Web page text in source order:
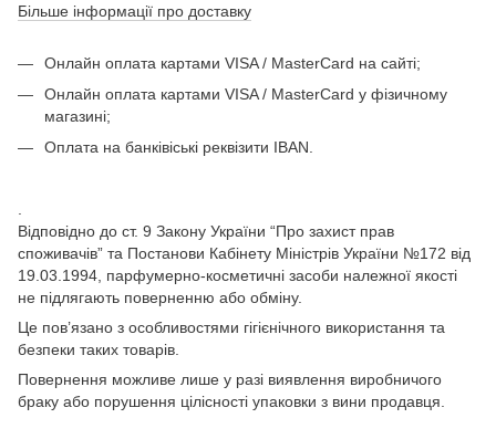
Більше інформації про доставку
Онлайн оплата картами VISA / MasterCard на сайті;
Онлайн оплата картами VISA / MasterCard у фізичному
магазині;
Оплата на банківіські реквізити IBAN.
Відповідно до ст. 9 Закону України “Про захист прав
споживачів” та Постанови Кабінету Міністрів України №172 від
19.03.1994, парфумерно-косметичні засоби належної якості
не підлягають поверненню або обміну.
Це пов’язано з особливостями гігієнічного використання та
безпеки таких товарів.
Повернення можливе лише у разі виявлення виробничого
браку або порушення цілісності упаковки з вини продавця.